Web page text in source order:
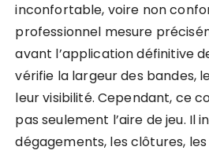
inconfortable, voire non
professionnel mesure
avant l’application définitive
vérifie la largeur des bandes,
leur visibilité. Cependant, ce
pas seulement l’aire de jeu. Il
dégagements, les clôtures,